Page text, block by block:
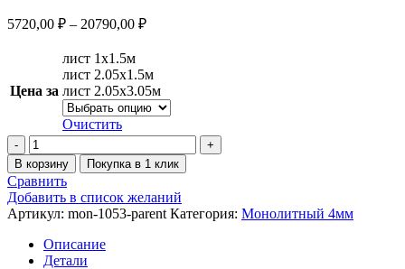
5720,00 ₽ – 20790,00 ₽
Цена за
лист 1х1.5м
лист 2.05х1.5м
лист 2.05х3.05м
Очистить
В корзину Покупка в 1 клик
Сравнить
Добавить в список желаний
Артикул: mon-1053-parent Категория: Монолитный 4мм
Описание
Детали